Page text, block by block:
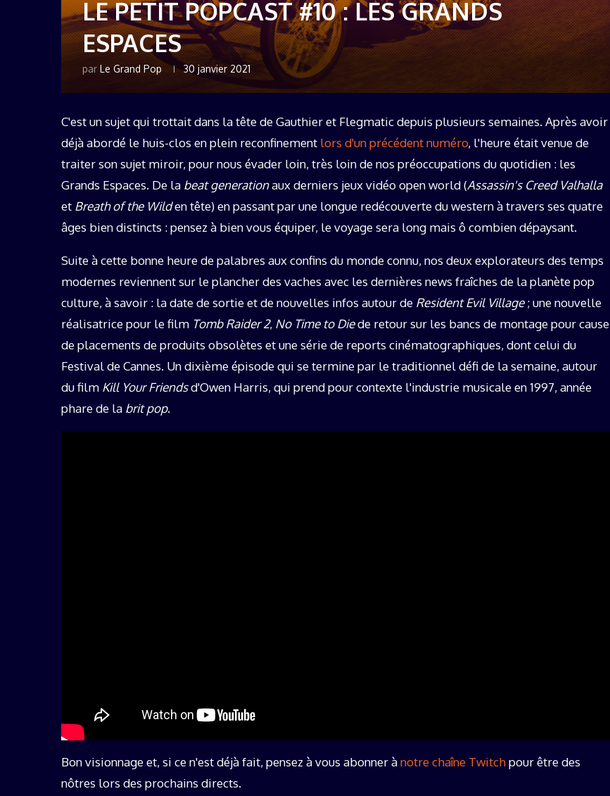
LE PETIT POPCAST #10 : LES GRANDS
ESPACES
par Le Grand Pop 30 janvier 2021
C'est un sujet qui trottait dans la tête de Gauthier et Flegmatic depuis plusieurs semaines. Après avoir
déjà abordé le huis-clos en plein reconfinement lors d'un précédent numéro, l'heure était venue de
traiter son sujet miroir, pour nous évader loin, très loin de nos préoccupations du quotidien : les
Grands Espaces. De la beat generationaux derniers jeux vidéo open world (Assassin's Creed Valhalla
et Breath of the Wilden tête) en passant par une longue redécouverte du western à travers ses quatre
âges bien distincts : pensez à bien vous équiper, le voyage sera long mais ô combien dépaysant.
Suite à cette bonne heure de palabres aux confins du monde connu, nos deux explorateurs des temps
modernes reviennent sur le plancher des vaches avec les dernières news fraîches de la planète pop
culture, à savoir : la date de sortie et de nouvelles infos autour de Resident Evil Village; une nouvelle
réalisatrice pour le film Tomb Raider 2, No Time to Diede retour sur les bancs de montage pour cause
de placements de produits obsolètes et une série de reports cinématographiques, dont celui du
Festival de Cannes. Un dixième épisode qui se termine par le traditionnel défi de la semaine, autour
du film Kill Your Friendsd'Owen Harris, qui prend pour contexte l'industrie musicale en 1997, année
phare de la brit pop.
Bon visionnage et, si ce n'est déjà fait, pensez à vous abonner ànotre chaîne Twitchpour être des
nôtres lors des prochains directs.
19 décembre 2025